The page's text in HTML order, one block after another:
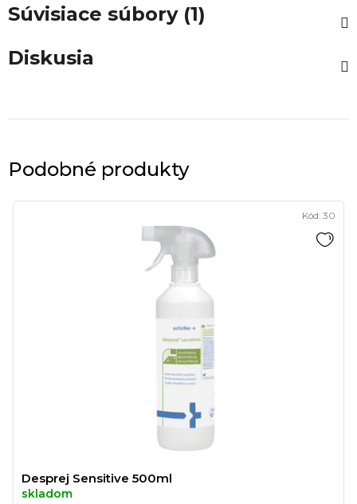
Súvisiace súbory (1)
Diskusia
Podobné produkty
Desprej Sensitive 500ml
skladom
Kód: 30